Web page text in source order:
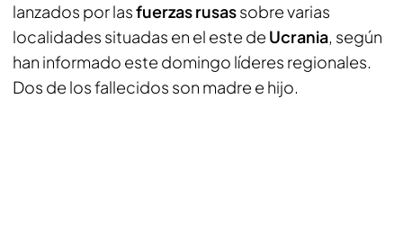
lanzados por lasfuerzas rusassobre varias
localidades situadas en el este de Ucrania, según
han informado este domingo líderes regionales.
Dos de los fallecidos son madre e hijo.